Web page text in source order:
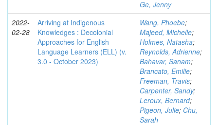
Ge, Jenny
2022-
02-28
Arriving at Indigenous
Knowledges : Decolonial
Approaches for English
Language Learners (ELL) (v.
3.0 - October 2023)
Wang, Phoebe;
Majeed, Michelle;
Holmes, Natasha;
Reynolds, Adrienne;
Bahavar, Sanam;
Brancato, Emilie;
Freeman, Travis;
Carpenter, Sandy;
Leroux, Bernard;
Pigeon, Julie; Chu,
Sarah